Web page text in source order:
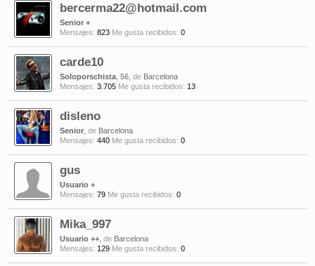
bercerma22@hotmail.com
Senior +
Mensajes: 823 Me gusta recibidos: 0
carde10
Soloporschista , 56, de Barcelona
Mensajes: 3.705 Me gusta recibidos: 13
disleno
Senior de Barcelona
Mensajes: 440 Me gusta recibidos: 0
gus
Usuario +
Mensajes: 79 Me gusta recibidos: 0
Mika_997
Usuario ++ de Barcelona
Mensajes: 129 Me gusta recibidos: 0